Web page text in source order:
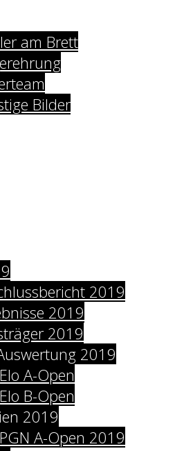
am Brett
Bilder
2019
2019
2019
2019
Elo A-Open
Elo B-Open
2019
PGN A-Open 2019